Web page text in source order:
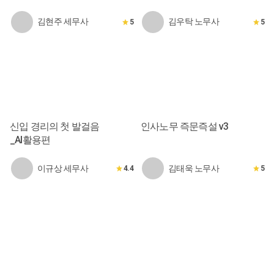
김현주 세무사 5 김우탁 노무사 5
신입 경리의 첫 발걸음
_AI활용편
이규상 세무사 4.4
인사노무 즉문즉설 v3
김태욱 노무사 5